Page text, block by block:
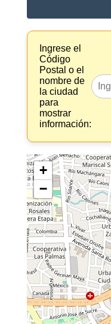
Ingrese el
Código
Postal o el
nombre de
la ciudad
para
mostrar
información:
+
−